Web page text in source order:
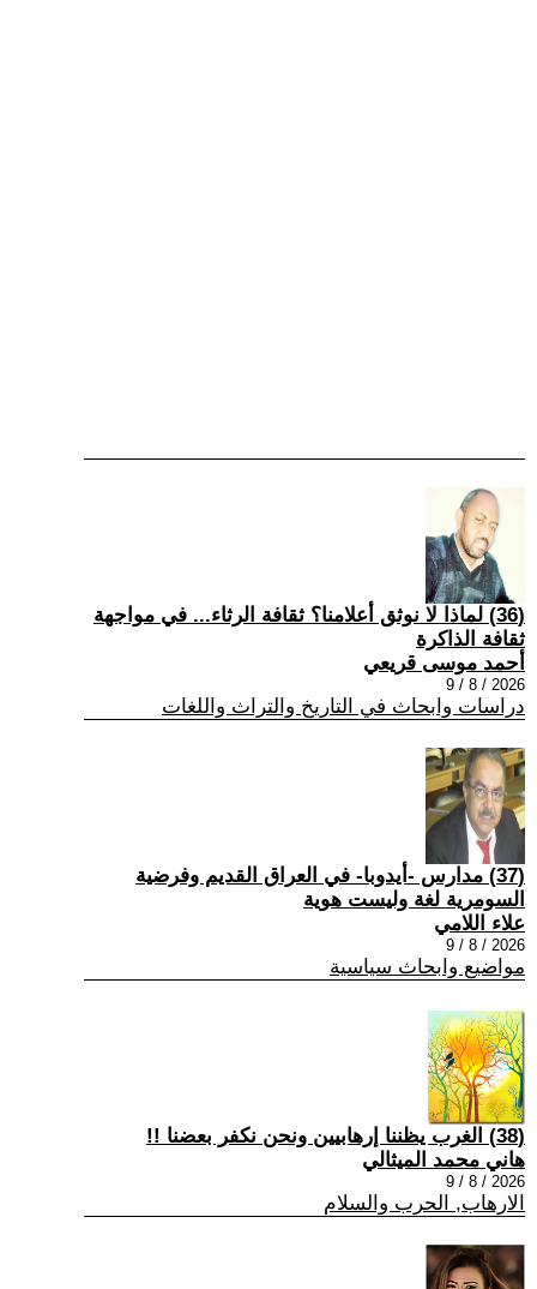
(36) لماذا لا نوثق أعلامنا؟ ثقافة الرثاء... في مواجهة
ثقافة الذاكرة
أحمد موسى قريعي
2026 / 8 / 9
دراسات وابحاث في التاريخ والتراث واللغات
(37) مدارس -أيدوبا- في العراق القديم وفرضية
السومرية لغة وليست هوية
علاء اللامي
2026 / 8 / 9
مواضيع وابحاث سياسية
(38) الغرب يظننا إرهابيين ونحن نكفر بعضنا !!
هاني محمد الميثالي
2026 / 8 / 9
الارهاب, الحرب والسلام